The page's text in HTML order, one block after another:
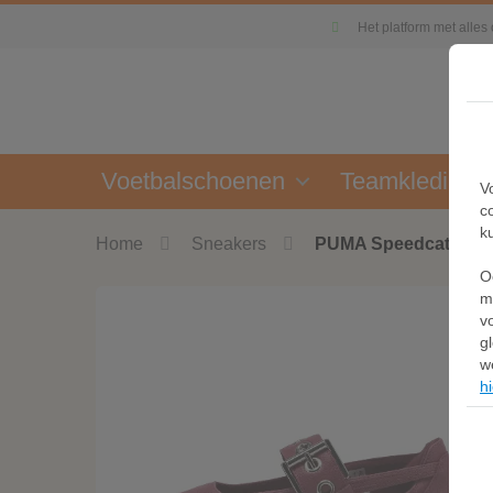
Het platform met
Voetbalschoenen Teamkleding
Home Sneakers PUMA Speedcat